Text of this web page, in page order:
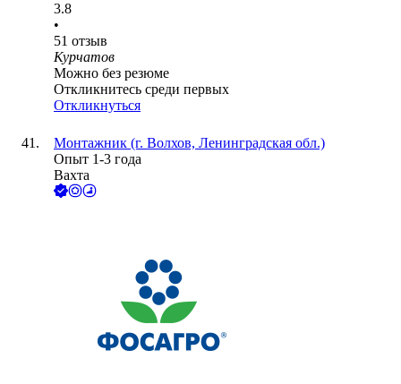
3.8
•
51 отзыв
Курчатов
Можно без резюме
Откликнитесь среди первых
Откликнуться
Монтажник (г. Волхов, Ленинградская обл.)
Опыт 1-3 года
Вахта